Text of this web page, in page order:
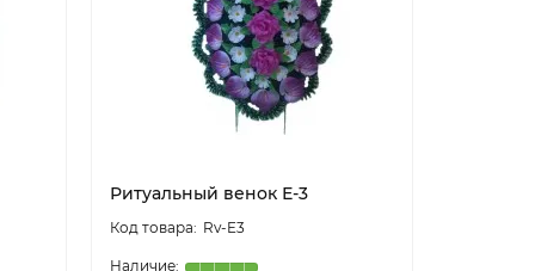
Ритуальный венок Е-3
Rv-E3